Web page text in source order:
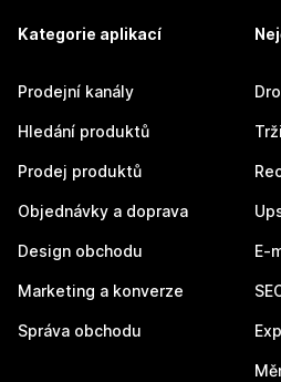
Kategorie aplikací
Prodejní kanály
Hledání produktů
Prodej produktů
Objednávky a doprava
Design obchodu
Marketing a konverze
Správa obchodu
E-